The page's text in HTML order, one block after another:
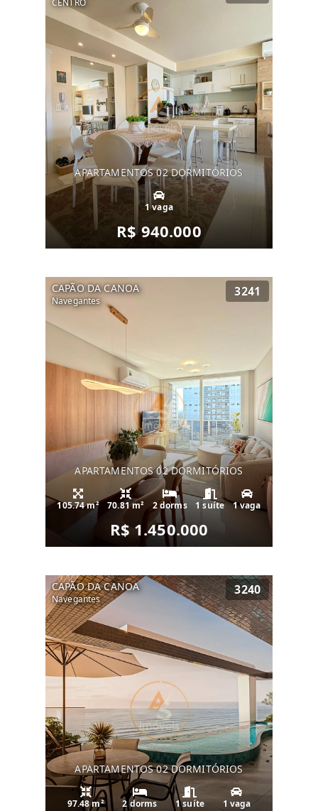
CENTRO
APARTAMENTOS 02 DORMITÓRIOS
1 vaga
R$ 940.000
CAPÃO DA CANOA
Navegantes
3241
APARTAMENTOS 02 DORMITÓRIOS
105.74 m² 70.81 m² 2 dorms 1 suíte 1 vaga
R$ 1.450.000
CAPÃO DA CANOA
Navegantes
3240
APARTAMENTOS 02 DORMITÓRIOS
97.48 m² 2 dorms 1 suíte 1 vaga